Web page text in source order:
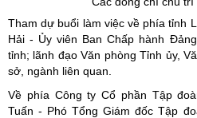
Tham dự buổi làm việc về phía tỉnh
Hải - Ủy viên Ban Chấp hành
tỉnh; lãnh đạo Văn phòng Tỉnh ủy,
sở, ngành liên quan.
Về phía Công ty Cổ phần Tập
Tuấn - Phó Tổng Giám đốc Tập